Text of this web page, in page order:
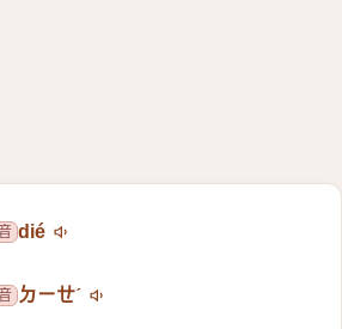
dié
ㄉㄧㄝˊ